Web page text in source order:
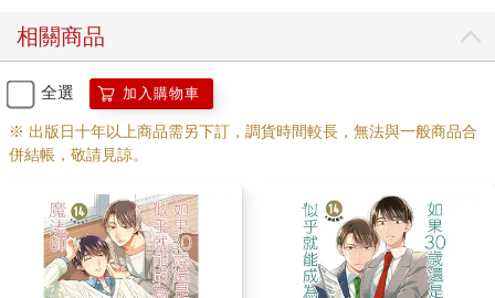
相關商品
全選 加入購物車
※ 出版日十年以上商品需另下訂，調貨時間較長，無法與一般商品合
併結帳，敬請見諒。